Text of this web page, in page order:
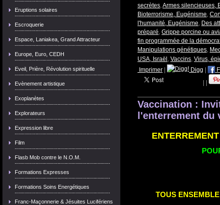
Eruptions solaires
Escroquerie
Espace, Laniakea, Grand Attracteur
Europe, Euro, CEDH
Eveil, Prière, Révolution spirituelle
Evènement artistique
Exoplanètes
Explorateurs
Expression libre
Film
Flasb Mob contre le N.O.M.
Formations Expresses
Formations Soins Energétiques
Franc-Maçonnerie & Jésuites Lucifériens
secrètes,Armes silencieuses,
Bioterrorisme, Eugénisme,
l'humanité, Eugénisme, Des
préparé, Grippe porcine ou
fin programmée de la
Manipulations génétiques,
USA, Israël , Vaccins, Virus,
Imprimer
Digg
Vaccination :
l'enterrement du
TOUS